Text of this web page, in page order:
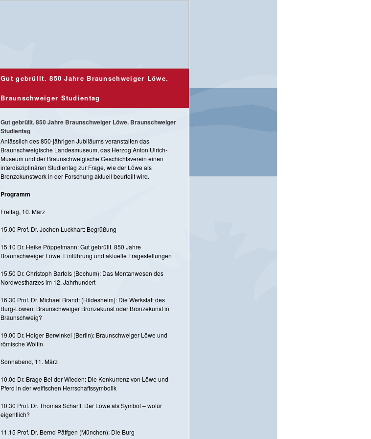
Gut gebrüllt. 850 Jahre Braunschweiger Löwe.
Braunschweiger Studientag
Gut gebrüllt. 850 Jahre Braunschweiger Löwe. Braunschweiger
Studientag
Anlässlich des 850-jährigen Jubiläums veranstalten das
Braunschweigische Landesmuseum, das Herzog Anton Ulrich-
Museum und der Braunschweigische Geschichtsverein einen
interdisziplinären Studientag zur Frage, wie der Löwe als
Bronzekunstwerk in der Forschung aktuell beurteilt wird.
Programm
Freitag, 10. März
15.00 Prof. Dr. Jochen Luckhart: Begrüßung
15.10 Dr. Heike Pöppelmann: Gut gebrüllt. 850 Jahre
Braunschweiger Löwe. Einführung und aktuelle Fragestellungen
15.50 Dr. Christoph Bartels (Bochum): Das Montanwesen des
Nordwestharzes im 12. Jahrhundert
16.30 Prof. Dr. Michael Brandt (Hildesheim): Die Werkstatt des
Burg-Löwen: Braunschweiger Bronzekunst oder Bronzekunst in
Braunschweig?
19.00 Dr. Holger Berwinkel (Berlin): Braunschweiger Löwe und
römische Wölfin
Sonnabend, 11. März
10.0o Dr. Brage Bei der Wieden: Die Konkurrenz von Löwe und
Pferd in der welfischen Herrschaftssymbolik
10.30 Prof. Dr. Thomas Scharff: Der Löwe als Symbol – wofür
eigentlich?
11.15 Prof. Dr. Bernd Päffgen (München): Die Burg